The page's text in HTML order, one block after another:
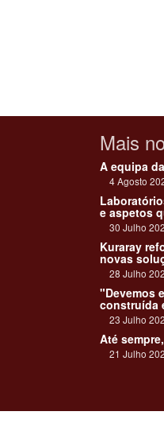
Mais
A equipa
4 Agosto
e aspetos
30 Julho
Kuraray
novas
28 Julho
"Devemos
construída
23 Julho
Até
21 Julho